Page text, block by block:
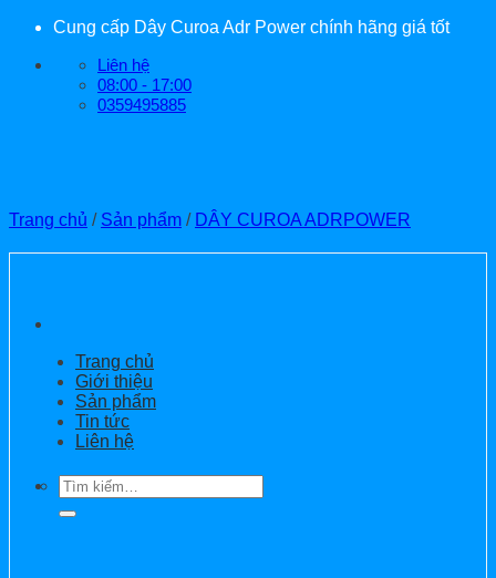
Cung cấp Dây Curoa Adr Power chính hãng giá tốt
Liên hệ
08:00 - 17:00
0359495885
Trang chủ
Giới thiệu
Sản phẩm
Tin tức
Liên hệ
Tìm
kiếm:
Trang chủ / Sản phẩm / DÂY CUROA ADRPOWER